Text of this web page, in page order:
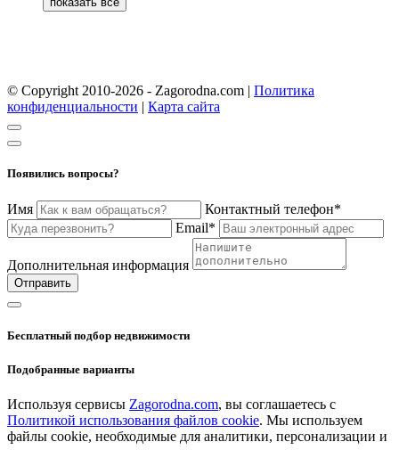
© Copyright 2010-2026 - Zagorodna.com | Политика
конфиденциальности | Карта сайта
Появились вопросы?
Имя
Контактный телефон*
Email*
Дополнительная информация
Отправить
Бесплатный подбор недвижимости
Подобранные варианты
Используя сервисы Zagorodna.com, вы соглашаетесь с
Политикой использования файлов cookie. Мы используем
файлы cookie, необходимые для аналитики, персонализации и